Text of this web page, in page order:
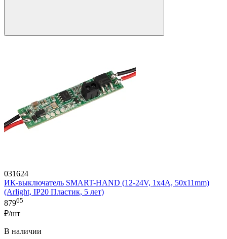
031624
ИК-выключатель SMART-HAND (12-24V, 1х4А, 50x11mm)
(Arlight, IP20 Пластик, 5 лет)
87965
₽/шт
В наличии